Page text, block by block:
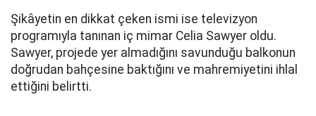
Şikâyetin en dikkat çeken ismi ise televizyon
programıyla tanınan iç mimar Celia Sawyer oldu.
Sawyer, projede yer almadığını savunduğu balkonun
doğrudan bahçesine baktığını ve mahremiyetini ihlal
ettiğini belirtti.